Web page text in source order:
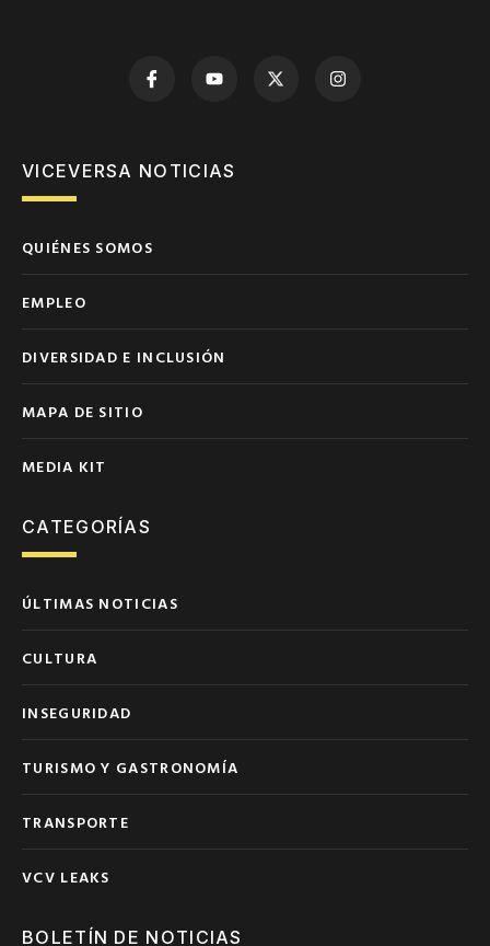
VICEVERSA NOTICIAS
QUIÉNES SOMOS
EMPLEO
DIVERSIDAD E INCLUSIÓN
MAPA DE SITIO
MEDIA KIT
CATEGORÍAS
ÚLTIMAS NOTICIAS
CULTURA
INSEGURIDAD
TURISMO Y GASTRONOMÍA
TRANSPORTE
VCV LEAKS
BOLETÍN DE NOTICIAS